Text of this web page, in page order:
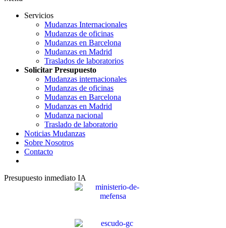
Servicios
Mudanzas Internacionales
Mudanzas de oficinas
Mudanzas en Barcelona
Mudanzas en Madrid
Traslados de laboratorios
Solicitar Presupuesto
Mudanzas internacionales
Mudanzas de oficinas
Mudanzas en Barcelona
Mudanzas en Madrid
Mudanza nacional
Traslado de laboratorio
Noticias Mudanzas
Sobre Nosotros
Contacto
Presupuesto inmediato IA